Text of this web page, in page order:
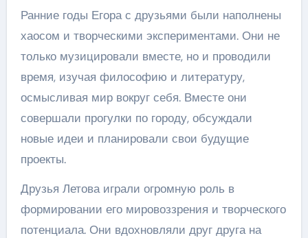
Ранние годы Егора с друзьями были наполнены
хаосом и творческими экспериментами. Они не
только музицировали вместе, но и проводили
время, изучая философию и литературу,
осмысливая мир вокруг себя. Вместе они
совершали прогулки по городу, обсуждали
новые идеи и планировали свои будущие
проекты.
Друзья Летова играли огромную роль в
формировании его мировоззрения и творческого
потенциала. Они вдохновляли друг друга на